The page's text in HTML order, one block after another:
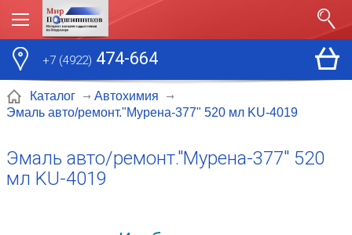
+7 (4922) 474-664
Каталог
Автохимия
Эмаль авто/ремонт."Мурена-377" 520 мл KU-4019
Эмаль авто/ремонт."Мурена-377" 520
мл KU-4019